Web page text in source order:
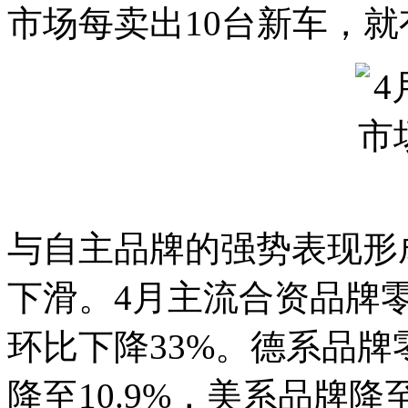
市场每卖出10台新车，
与自主品牌的强势表现
下滑。4月主流合资品牌
环比下降33%。德系品
降至10.9%，美系品牌降